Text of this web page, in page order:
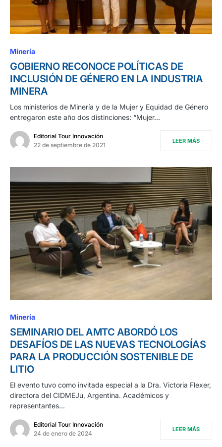
Minería
GOBIERNO RECONOCE POLÍTICAS DE
INCLUSIÓN DE GÉNERO EN LA INDUSTRIA
MINERA
Los ministerios de Minería y de la Mujer y Equidad de Género
entregaron este año dos distinciones: “Mujer…
Editorial Tour Innovación
22 de septiembre de 2021
LEER MÁS
Minería
SEMINARIO DEL AMTC ABORDÓ LOS
DESAFÍOS DE LAS NUEVAS TECNOLOGÍAS
PARA LA PRODUCCIÓN SOSTENIBLE DE
LITIO
El evento tuvo como invitada especial a la Dra. Victoria Flexer,
directora del CIDMEJu, Argentina. Académicos y
representantes…
Editorial Tour Innovación
24 de enero de 2024
LEER MÁS